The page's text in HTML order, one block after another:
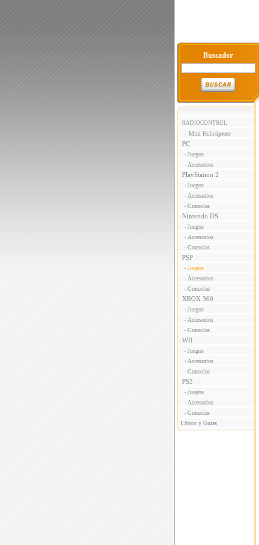
Buscador
RADIOCONTROL
- Mini Helicóptero
PC
- Juegos
- Accesorios
PlayStation 2
- Juegos
- Accesorios
- Consolas
Nintendo DS
- Juegos
- Accesorios
- Consolas
PSP
- Juegos
- Accesorios
- Consolas
XBOX 360
- Juegos
- Accesorios
- Consolas
WII
- Juegos
- Accesorios
- Consolas
PS3
- Juegos
- Accesorios
- Consolas
Libros y Guias